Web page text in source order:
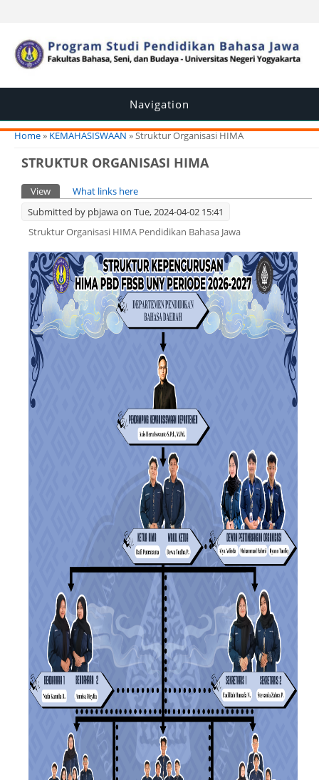
Navigation
You are here
Home» KEMAHASISWAAN » Struktur Organisasi HIMA
STRUKTUR ORGANISASI HIMA
Primary tabs
View (active tab)
What links here
Submitted by pbjawaon Tue, 2024-04-02 15:41
Struktur Organisasi HIMA Pendidikan Bahasa Jawa